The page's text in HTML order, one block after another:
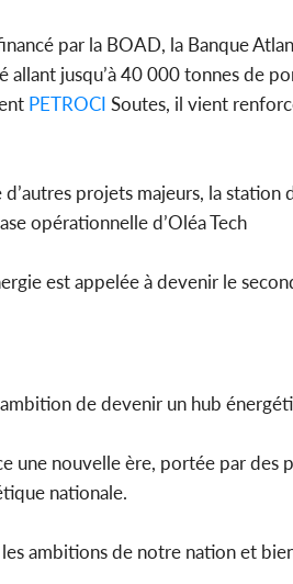
par la BOAD, la Banque
allant jusqu’à 40 000 tonnes de
PETROCI Soutes, il vient
projets majeurs, la
opérationnelle d’Oléa Tech
est appelée à devenir le
de devenir un hub
une nouvelle ère, portée par
nationale.
ambitions de notre nation et